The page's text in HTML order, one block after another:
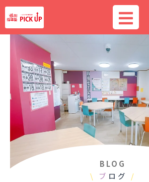
内
容
を
BLOG
\
ブ ログ /